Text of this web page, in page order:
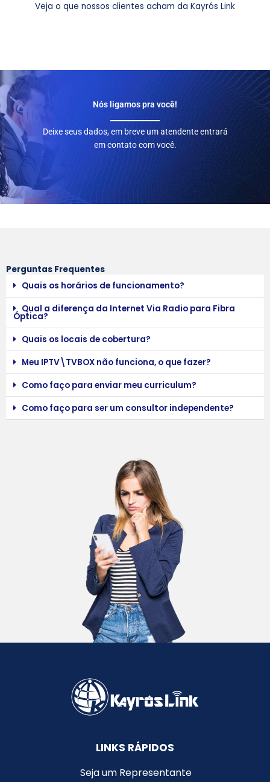
Veja o que nossos clientes acham da Kayrós Link
Nós ligamos pra você!
Deixe seus dados, em breve um atendente entrará
em contato com você.
Perguntas Frequentes
Quais os horários de funcionamento?
Qual a diferença da Internet Via Radio para Fibra
Óptica?
Quais os locais de cobertura?
Meu IPTV\TVBOX não funciona, o que fazer?
Como faço para enviar meu curriculum?
Como faço para ser um consultor independente?
LINKS RÁPIDOS
Seja um Representante